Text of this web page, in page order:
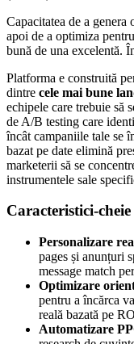
Capacitatea de a
apoi de a optimiza
bună de una excelentă.
Platforma e construită
dintre cele mai bune
echipele care trebuie să
de A/B testing care
încât campaniile tale se
bazat pe date elimină
marketerii să se
instrumentele sale
Caracteristici-
Personalizare
pages și anunțuri
message match
Optimizare
pentru a încărca
reală bazată pe
Automatizare